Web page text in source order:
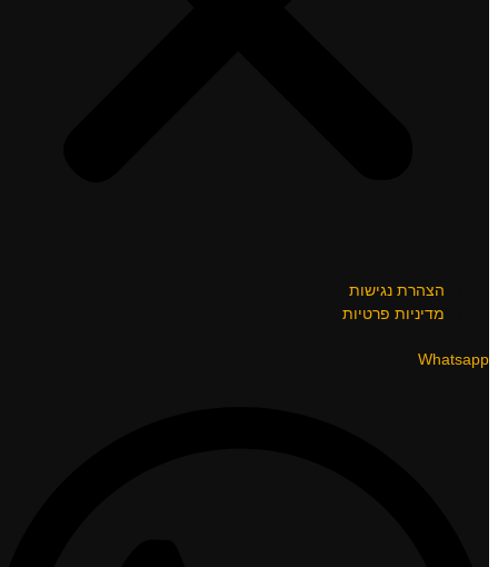
הצהרת נגישות
מדיניות פרטיות
Whatsapp